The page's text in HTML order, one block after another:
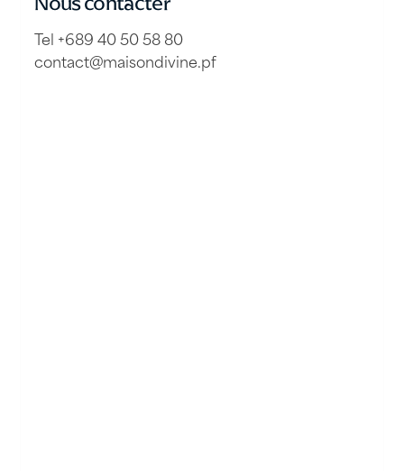
Tel +689 40 50 58 80
contact@maisondivine.pf